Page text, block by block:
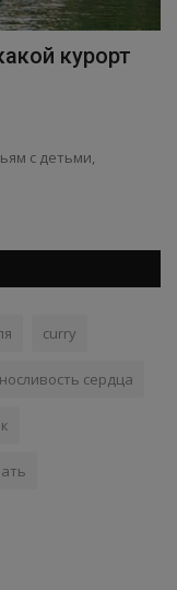
курорт
с детьми,
curry
сердца